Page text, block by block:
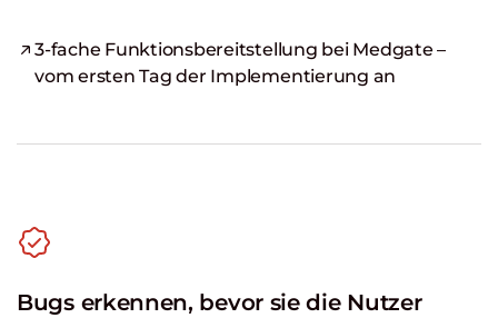
3-fache Funktionsbereitstellung bei Medgate –
vom ersten Tag der Implementierung an
Bugs erkennen, bevor sie die Nutzer